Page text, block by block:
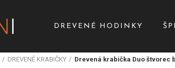
DREVENÉ HODINKY
DREVENÉ KRABIČKY Drevená krabička Duo štvorec